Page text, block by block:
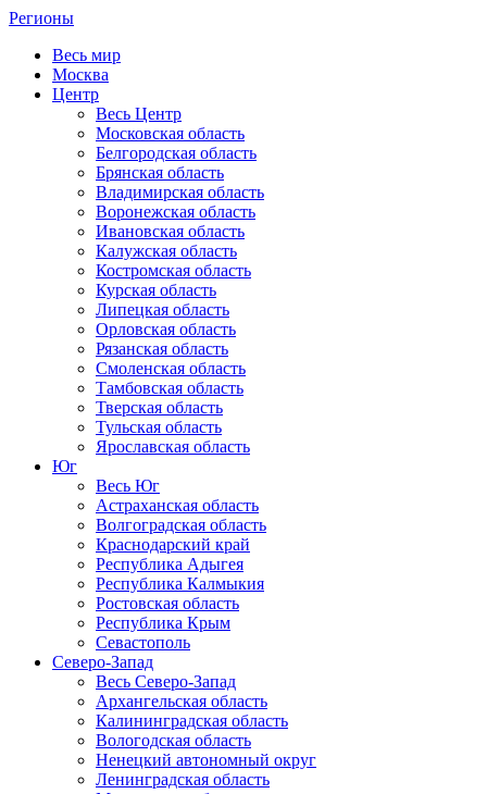
Регионы
Весь мир
Москва
Центр
Весь Центр
Московская область
Белгородская область
Брянская область
Владимирская область
Воронежская область
Ивановская область
Калужская область
Костромская область
Курская область
Липецкая область
Орловская область
Рязанская область
Смоленская область
Тамбовская область
Тверская область
Тульская область
Ярославская область
Юг
Весь Юг
Астраханская область
Волгоградская область
Краснодарский край
Республика Адыгея
Республика Калмыкия
Ростовская область
Республика Крым
Севастополь
Северо-Запад
Весь Северо-Запад
Архангельская область
Калининградская область
Вологодская область
Ненецкий автономный округ
Ленинградская область